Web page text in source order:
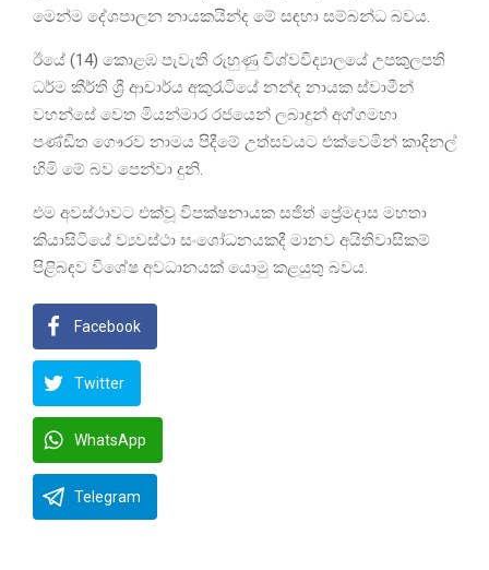
මෙන්ම දේශපාලන නායකයින්ද මේ සඳහා සම්බන්ධ බවය.
ඊයේ (14) කොළඹ පැවැති රුහුණු විශ්වවිද්‍යාලයේ උපකුලපති
ධර්ම කීර්ති ශ්‍රී ආචාර්ය අකුරැටියේ නන්ද නායක ස්වාමීන්
වහන්සේ වෙත මියන්මාර රජයෙන් ලබාදුන් අග්ගමහා
පණ්ඩිත ගෞරව නාමය පිදීමේ උත්සවයට එක්වෙමින් කාදිනල්
හිමි මේ බව පෙන්වා දුනි.
එම අවස්ථාවට එක්වූ විපක්ෂනායක සජිත් ප්‍රේමදාස මහතා
කියාසිටියේ ව්‍යවස්ථා සංශෝධනයකදී මානව අයිතිවාසිකම්
පිළිබඳව විශේෂ අවධානයක් යොමු කළයුතු බවය.
Facebook
Twitter
WhatsApp
Telegram